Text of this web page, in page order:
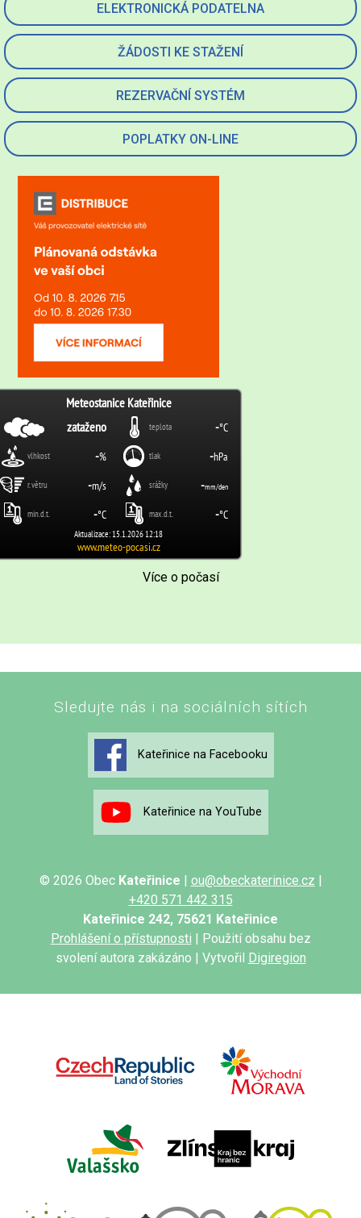
ELEKTRONICKÁ PODATELNA
ŽÁDOSTI KE STAŽENÍ
REZERVAČNÍ SYSTÉM
POPLATKY ON-LINE
Více o počasí
Sledujte nás i na sociálních sítích
Kateřinice na Facebooku
Kateřinice na YouTube
© 2026 Obec Kateřinice | ou@obeckaterinice.cz |
+420 571 442 315
Kateřinice 242, 75621 Kateřinice
Prohlášení o přístupnosti | Použití obsahu bez
svolení autora zakázáno | Vytvořil Digiregion